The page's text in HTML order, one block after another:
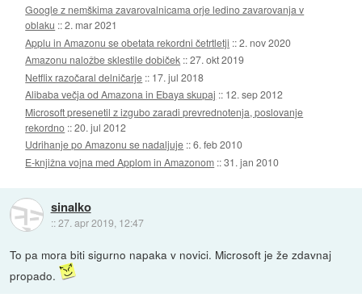
Google z nemškima zavarovalnicama orje ledino zavarovanja v
oblaku ::2. mar 2021
Applu in Amazonu se obetata rekordni četrtletji ::2. nov 2020
Amazonu naložbe sklestile dobiček ::27. okt 2019
Netflix razočaral delničarje :: 17. jul 2018
Alibaba večja od Amazona in Ebaya skupaj :: 12. sep 2012
Microsoft presenetil z izgubo zaradi prevrednotenja, poslovanje
rekordno ::20. jul 2012
Udrihanje po Amazonu se nadaljuje ::6. feb 2010
E-knjižna vojna med Applom in Amazonom ::31. jan 2010
sinalko
::27. apr 2019, 12:47
To pa mora biti sigurno napaka v novici. Microsoft je že zdavnaj
propado.